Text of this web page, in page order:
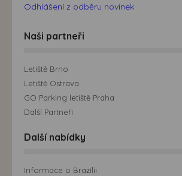
Odhlášení z odběru novinek
Naši partneři
Letiště Brno
Letiště Ostrava
GO Parking letiště Praha
Další Partneři
Další nabídky
Informace o Brazílii